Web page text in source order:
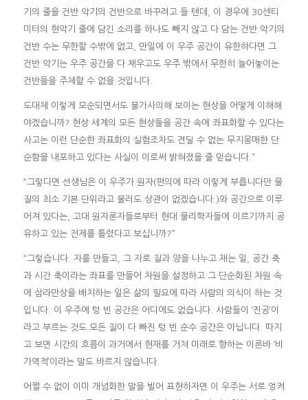
기의 줄을 건반 악기의 건반으로 바꾸려고 들 텐데, 이 경우에 30센티
미터의 현악기 줄에 담긴 소리를 하나도 빼지 않고 다 담는 건반 악기의
건반 수는 무한할 수밖에 없고, 만일에 이 우주 공간이 유한하다면 그
건반 악기는 우주 공간을 다 채우고도 우주 밖에서 무한히 늘어놓이는
건반들을 주체할 수 없을 것입니다.
도대체 이렇게 모순되면서도 불가사의해 보이는 현상을 어떻게 이해해
야겠습니까? 현상 세계의 모든 현상들을 공간 속에 좌표화할 수 있다는
사고는 이런 단순한 좌표화의 실험조차도 견딜 수 없는 무지몽매한 단
순함을 내포하고 있다는 사실이 이로써 밝혀졌을 줄 믿습니다.”
“그렇다면 선생님은 이 우주가 원자(편의에 따라 이렇게 부릅니다만 물
질의 최소 기본 단위라고 불러도 상관이 없겠습니다.)와 공간으로 이루
어져 있다는, 고대 원자론자들로부터 현대 물리학자들에 이르기까지 공
유하고 있는 전제를 틀렸다고 보십니까?”
“그렇습니다. 자를 만들고, 그 자로 질과 양을 나누고 재는 일, 공간 축
과 시간 축이라는 좌표를 만들어 차원을 설정하고 그 단순화된 차원 속
에 삼라만상을 배치하는 일은 삶의 필요에 따라 사람의 의식이 하는 것
입니다. 이 우주에 텅 빈 공간은 어디에도 없습니다. 사람들이 ‘진공’이
라고 부르는 것도 모든 질이 다 빠진 텅 빈 순수 공간은 아닙니다. 따지
고 보면 시간의 흐름이 과거에서 현재를 거쳐 미래로 향하는 이른바 ‘비
가역적’이라는 말도 바르지 않습니다.
어쩔 수 없이 이미 개념화한 말을 빌어 표현하자면 이 우주는 서로 엉켜